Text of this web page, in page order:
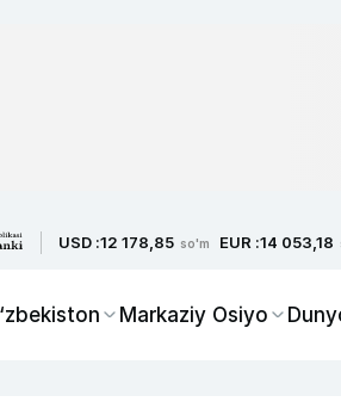
USD :12 178,85 so'm EUR :14 053,18
Markaziy Osiyo